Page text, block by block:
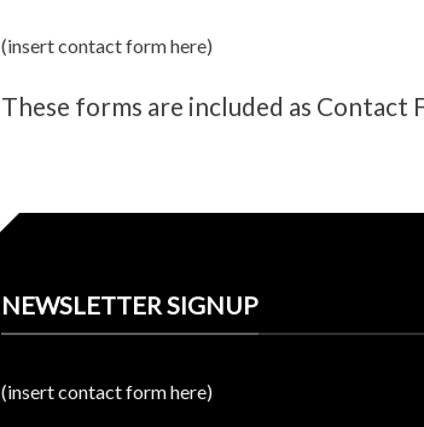
(insert contact form here)
These forms are included as Contact
NEWSLETTER SIGNUP
(insert contact form here)